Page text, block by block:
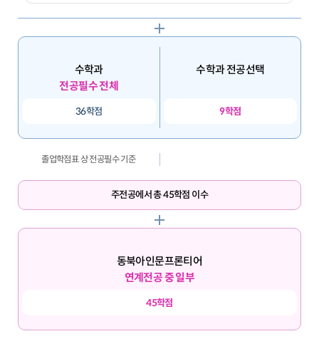
수학과
전공필수 전체
36학점
수학과 전공선택
9학점
졸업학점표 상 전공필수 기준
주전공에서 총 45학점 이수
동북아인문프론티어
연계전공 중 일부
45학점